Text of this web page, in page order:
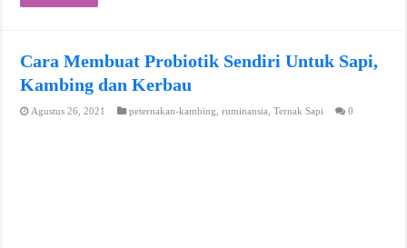
Cara Membuat Probiotik Sendiri Untuk Sapi,
Kambing dan Kerbau
Agustus 26, 2021 peternakan-kambing ,ruminansia ,Ternak Sapi 0